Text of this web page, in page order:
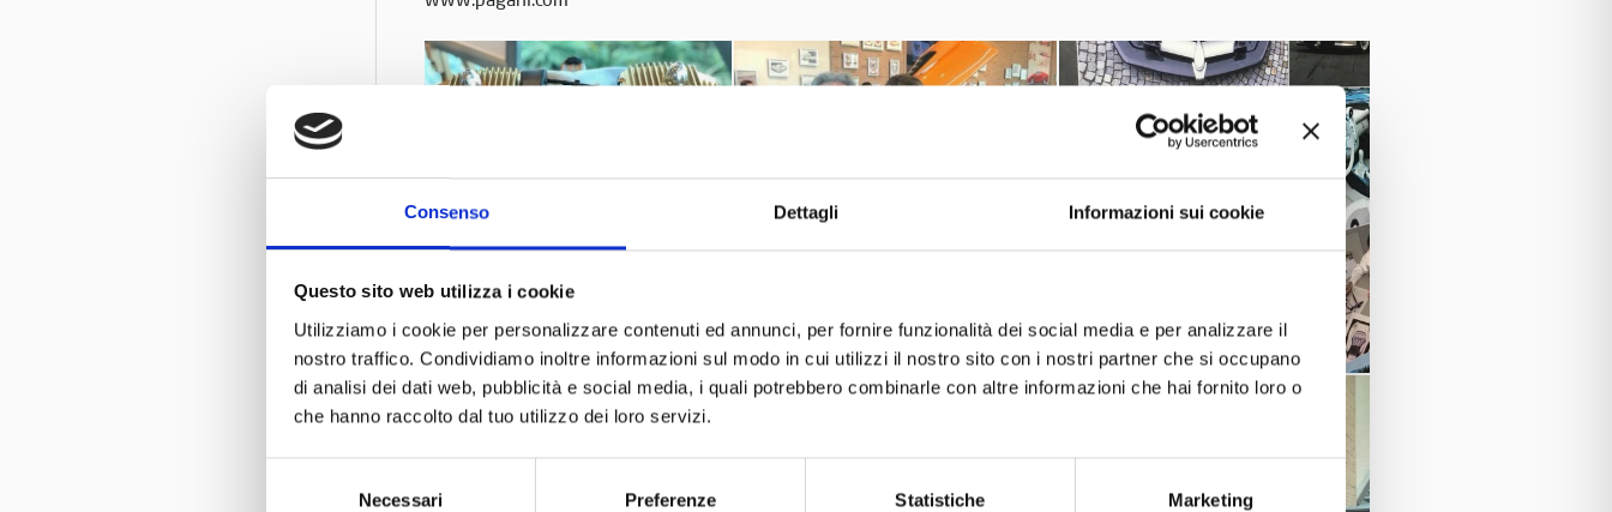
Consenso Dettagli Informazioni sui cookie
Questo sito web utilizza i cookie
Utilizziamo i cookie per personalizzare contenuti ed annunci, per fornire funzionalità dei social media e per analizzare il
nostro traffico. Condividiamo inoltre informazioni sul modo in cui utilizzi il nostro sito con i nostri partner che si occupano
di analisi dei dati web, pubblicità e social media, i quali potrebbero combinarle con altre informazioni che hai fornito loro o
che hanno raccolto dal tuo utilizzo dei loro servizi.
Necessari Preferenze Statistiche Marketing